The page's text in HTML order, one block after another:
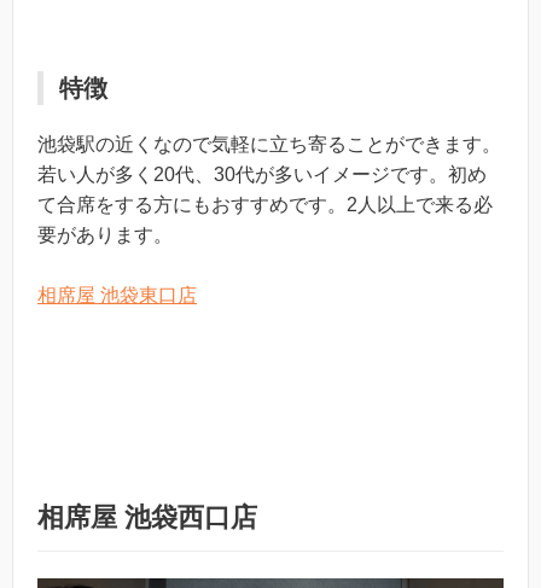
特徴
池袋駅の近くなので気軽に立ち寄ることができます。
若い人が多く20代、30代が多いイメージです。初め
て合席をする方にもおすすめです。2人以上で来る必
要があります。
相席屋 池袋東口店
相席屋 池袋西口店